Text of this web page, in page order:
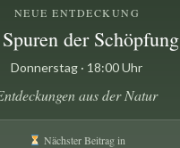
NEUE ENTDECKUNG
Spuren der Schöpfung
Donnerstag · 18:00 Uhr
aus der Natur
Nächster Beitrag in